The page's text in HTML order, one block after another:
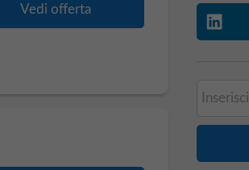
Vedi offerta